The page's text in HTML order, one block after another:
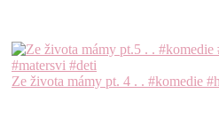
Ze života mámy pt. 4 . . #komedie